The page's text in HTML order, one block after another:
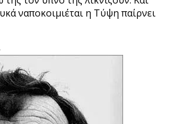
ναποκοιμιέται η Τύψη παίρνει